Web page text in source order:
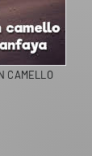
EN CAMELLO